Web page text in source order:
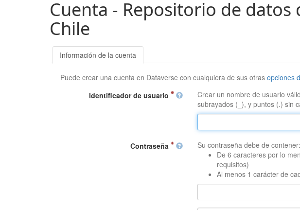
Cuenta - Repositorio de
Chile
Información de la cuenta
Puede crear una cuenta en Dataverse con cualquiera de sus otrasopciones
Identificador de usuario
Crear un nombre de usuario
subrayados (_), y puntos (.) sin
Contraseña
Su contraseña debe de contener:
De 6 caracteres por lo
requisitos)
Al menos 1 carácter de